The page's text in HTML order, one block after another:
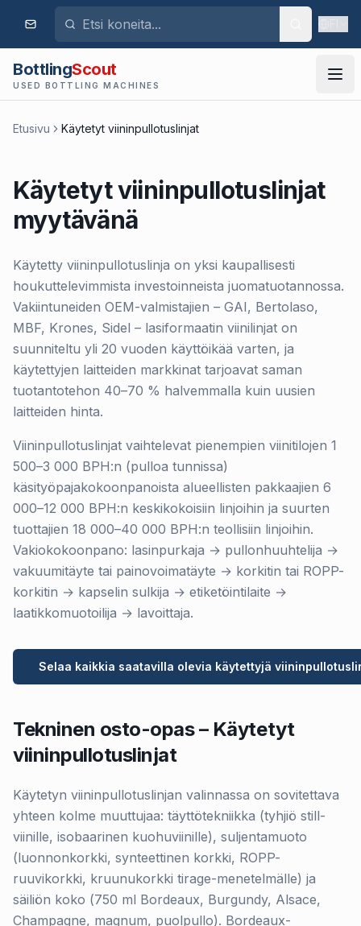
BottlingScout
USED BOTTLING MACHINES
Etusivu Käytetyt viininpullotuslinjat
Käytetyt viininpullotuslinjat
myytävänä
Käytetty viininpullotuslinja on yksi kaupallisesti
houkuttelevimmista investoinneista juomatuotannossa.
Vakiintuneiden OEM-valmistajien – GAI, Bertolaso,
MBF, Krones, Sidel – lasiformaatin viinilinjat on
suunniteltu yli 20 vuoden käyttöikää varten, ja
käytettyjen laitteiden markkinat tarjoavat saman
tuotantotehon 40–70 % halvemmalla kuin uusien
laitteiden hinta.
Viininpullotuslinjat vaihtelevat pienempien viinitilojen 1
500–3 000 BPH:n (pulloa tunnissa)
käsityöpajakokoonpanoista alueellisten pakkaajien 6
000–12 000 BPH:n keskikokoisiin linjoihin ja suurten
tuottajien 18 000–40 000 BPH:n teollisiin linjoihin.
Vakiokokoonpano: lasinpurkaja → pullonhuuhtelija →
vakuumitäyte tai painovoimatäyte → korkitin tai ROPP-
korkitin → kapselin sulkija → etiketöintilaite →
laatikkomuotoilija → lavoittaja.
Selaa kaikkia saatavilla olevia käytettyjä
Tekninen osto-opas – Käytetyt
viininpullotuslinjat
Käytetyn viininpullotuslinjan valinnassa on sovitettava
yhteen kolme muuttujaa: täyttötekniikka (tyhjiö still-
viinille, isobaarinen kuohuviinille), suljentamuoto
(luonnonkorkki, synteettinen korkki, ROPP-
ruuvikorkki, kruunukorkki tirage-menetelmälle) ja
säiliön koko (750 ml Bordeaux, Burgundy, Alsace,
Champagne, magnum, puolpullo). Bordeaux-